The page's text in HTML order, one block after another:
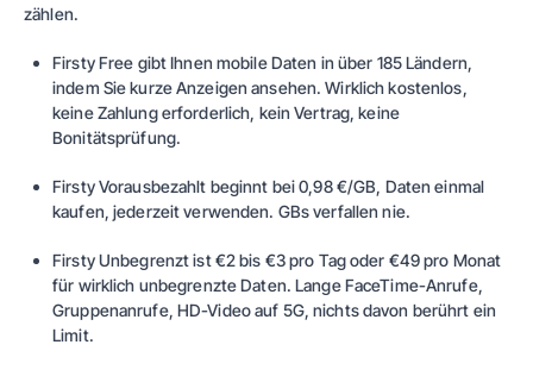
zählen.
Firsty Free gibt Ihnen mobile Daten in über 185 Ländern,
indem Sie kurze Anzeigen ansehen. Wirklich kostenlos,
keine Zahlung erforderlich, kein Vertrag, keine
Bonitätsprüfung.
Firsty Vorausbezahlt beginnt bei 0,98 €/GB, Daten einmal
kaufen, jederzeit verwenden. GBs verfallen nie.
Firsty Unbegrenztist €2 bis €3 pro Tag oder €49 pro Monat
für wirklich unbegrenzte Daten. Lange FaceTime-Anrufe,
Gruppenanrufe, HD-Video auf 5G, nichts davon berührt ein
Limit.